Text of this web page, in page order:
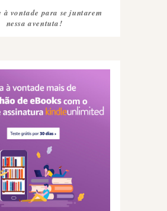
à vontade para se juntarem
nessa aventuta!